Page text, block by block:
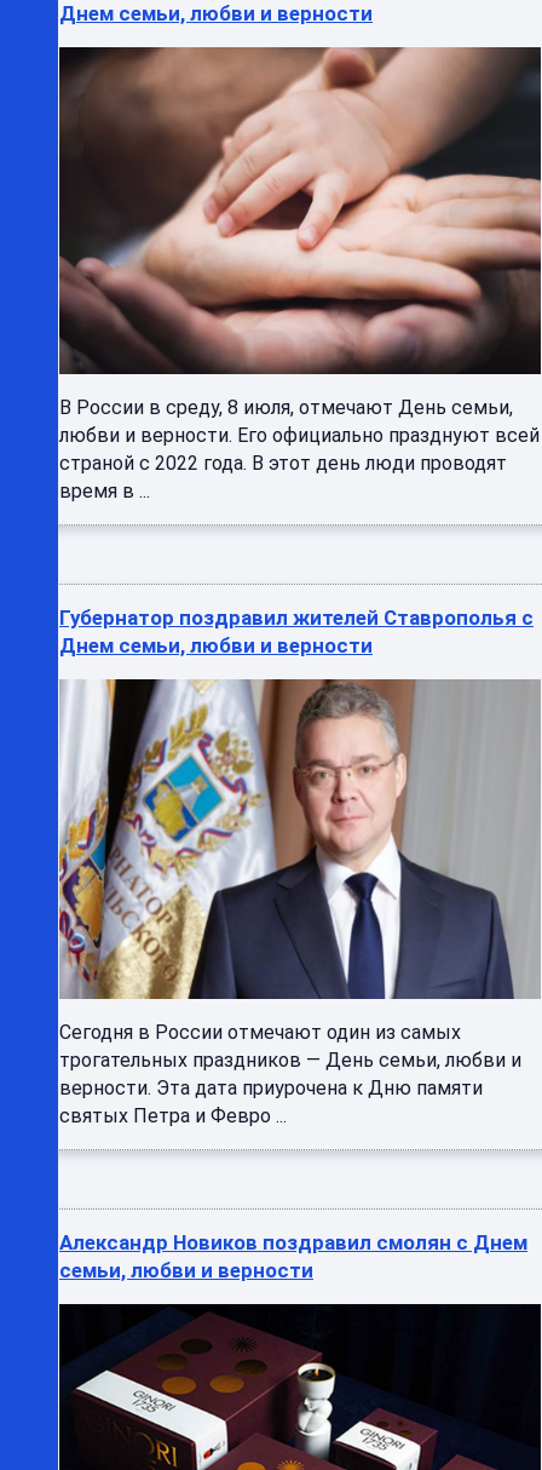
Днем семьи, любви и верности
В России в среду, 8 июля, отмечают День семьи,
любви и верности. Его официально празднуют всей
страной с 2022 года. В этот день люди проводят
время в ...
Губернатор поздравил жителей Ставрополья с
Днем семьи, любви и верности
Сегодня в России отмечают один из самых
трогательных праздников — День семьи, любви и
верности. Эта дата приурочена к Дню памяти
святых Петра и Февро ...
Александр Новиков поздравил смолян с Днем
семьи, любви и верности